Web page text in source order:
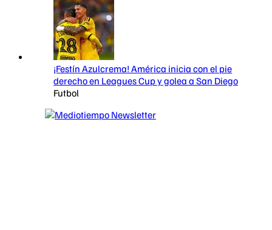
¡Festín Azulcrema! América inicia con el pie
derecho en Leagues Cup y golea a San Diego
Futbol